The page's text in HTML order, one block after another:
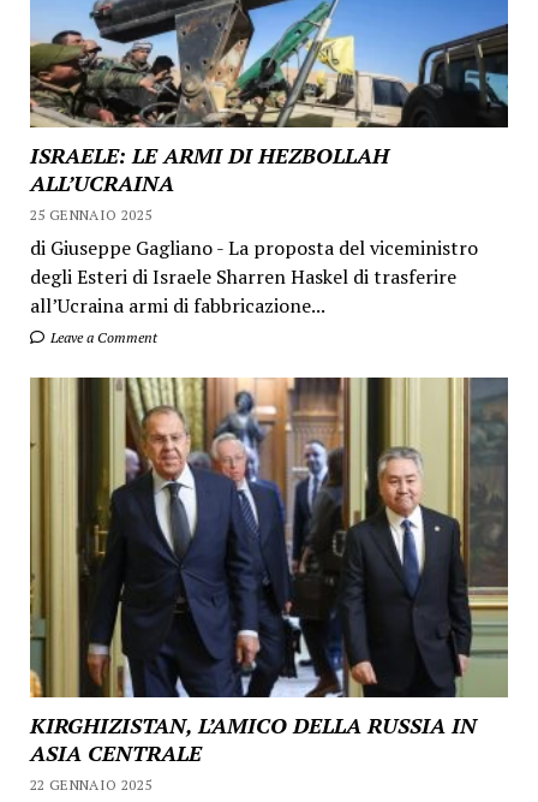
ISRAELE: LE ARMI DI HEZBOLLAH
ALL’UCRAINA
25 GENNAIO 2025
di Giuseppe Gagliano - La proposta del viceministro
degli Esteri di Israele Sharren Haskel di trasferire
all’Ucraina armi di fabbricazione...
Leave a Comment
KIRGHIZISTAN, L’AMICO DELLA RUSSIA IN
ASIA CENTRALE
22 GENNAIO 2025